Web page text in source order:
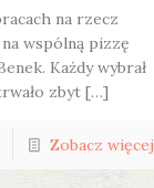
na rzecz
wspólną pizzę
Każdy wybrał
zbyt […]
Zobacz więcej